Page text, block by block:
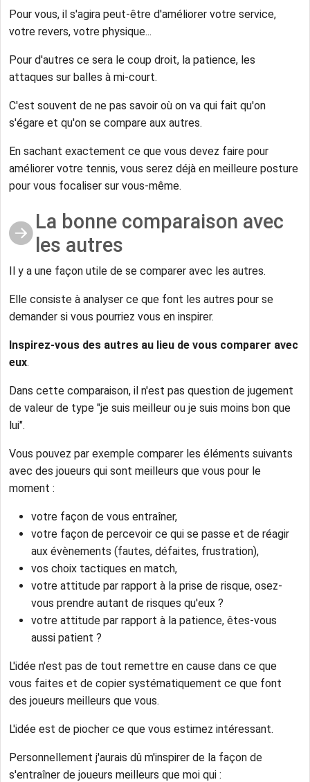
Pour vous, il s'agira peut-être d'améliorer votre service,
votre revers, votre physique...
Pour d'autres ce sera le coup droit, la patience, les
attaques sur balles à mi-court.
C'est souvent de ne pas savoir où on va qui fait qu'on
s'égare et qu'on se compare aux autres.
En sachant exactement ce que vous devez faire pour
améliorer votre tennis, vous serez déjà en meilleure posture
pour vous focaliser sur vous-même.
La bonne comparaison avec
les autres
Il y a une façon utile de se comparer avec les autres.
Elle consiste à analyser ce que font les autres pour se
demander si vous pourriez vous en inspirer.
Inspirez-vous des autres au lieu de vous comparer avec
eux.
Dans cette comparaison, il n'est pas question de jugement
de valeur de type "je suis meilleur ou je suis moins bon que
lui".
Vous pouvez par exemple comparer les éléments suivants
avec des joueurs qui sont meilleurs que vous pour le
moment :
votre façon de vous entraîner,
votre façon de percevoir ce qui se passe et de réagir
aux évènements (fautes, défaites, frustration),
vos choix tactiques en match,
votre attitude par rapport à la prise de risque, osez-
vous prendre autant de risques qu'eux ?
votre attitude par rapport à la patience, êtes-vous
aussi patient ?
L'idée n'est pas de tout remettre en cause dans ce que
vous faites et de copier systématiquement ce que font
des joueurs meilleurs que vous.
L'idée est de piocher ce que vous estimez intéressant.
Personnellement j'aurais dû m'inspirer de la façon de
s'entraîner de joueurs meilleurs que moi qui :